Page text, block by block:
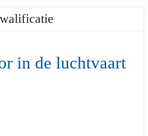
in de luchtvaart